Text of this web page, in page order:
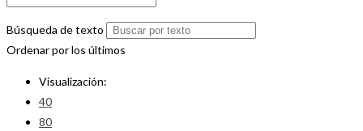
Búsqueda de texto
Ordenar por los últimos
Visualización:
40
80